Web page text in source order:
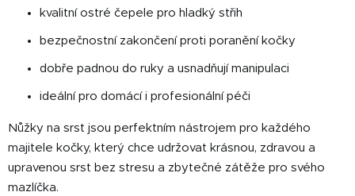
kvalitní ostré čepele pro hladký střih
bezpečnostní zakončení proti poranění kočky
dobře padnou do ruky a usnadňují manipulaci
ideální pro domácí i profesionální péči
Nůžky na srst jsou perfektním nástrojem pro každého
majitele kočky, který chce udržovat krásnou, zdravou a
upravenou srst bez stresu a zbytečné zátěže pro svého
mazlíčka.